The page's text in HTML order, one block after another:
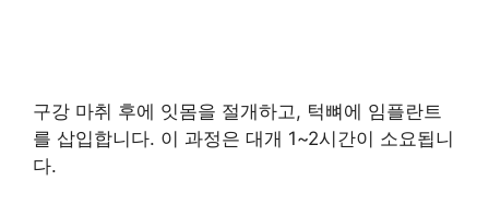
구강 마취 후에 잇몸을 절개하고, 턱뼈에 임플란트
를 삽입합니다. 이 과정은 대개 1~2시간이 소요됩니
다.